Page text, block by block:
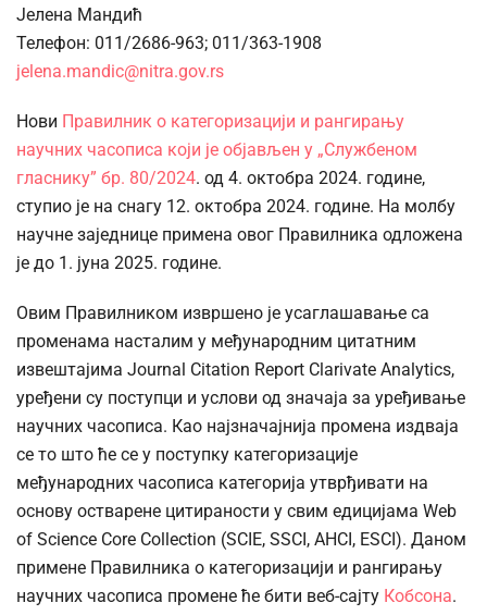
Јелена Мандић
Телефон: 011/2686-963; 011/363-1908
jelena.mandic@nitra.gov.rs
Нови Правилник о категоризацији и рангирању
научних часописа који је објављен у „Службеном
гласнику” бр. 80/2024. од 4. октобра 2024. године,
ступио је на снагу 12. октобра 2024. године. На молбу
научне заједнице примена овог Правилника одложена
је до 1. јуна 2025. године.
Овим Правилником извршено је усаглашавање са
променама насталим у међународним цитатним
извештајима Journal Citation Report Clarivate Analytics,
уређени су поступци и услови од значаја за уређивање
научних часописа. Као најзначајнија промена издваја
се то што ће се у поступку категоризације
међународних часописа категорија утврђивати на
основу остварене цитираности у свим едицијама Web
of Science Core Collection (SCIE, SSCI, AHCI, ESCI). Даном
примене Правилника о категоризацији и рангирању
научних часописа промене ће бити веб-сајту Кобсона.